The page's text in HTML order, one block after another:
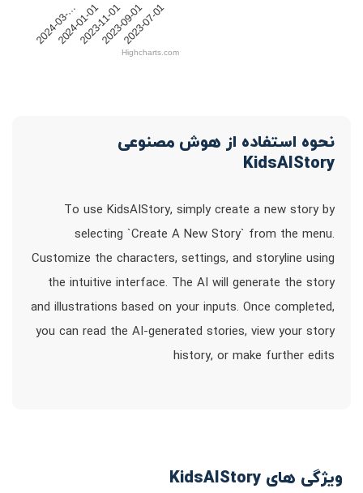
2024-03-…
2024-01-012023-11-012023-09-012023-07-01
Highcharts.com
نحوه استفاده از هوش مصنوعی
KidsAIStory
To use KidsAIStory, simply create a new story by
selecting `Create A New Story` from the menu.
Customize the characters, settings, and storyline using
the intuitive interface. The AI will generate the story
and illustrations based on your inputs. Once completed,
you can read the AI-generated stories, view your story
history, or make further edits
ویژگی های KidsAIStory